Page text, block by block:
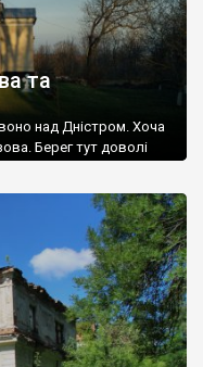
та
над Дністром. Хоча
Берег тут доволі
навколишніх
Точної дати […]